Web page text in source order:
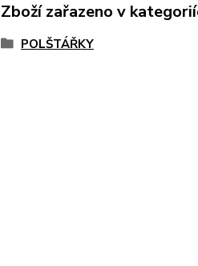
Zboží zařazeno v
POLŠTÁŘKY